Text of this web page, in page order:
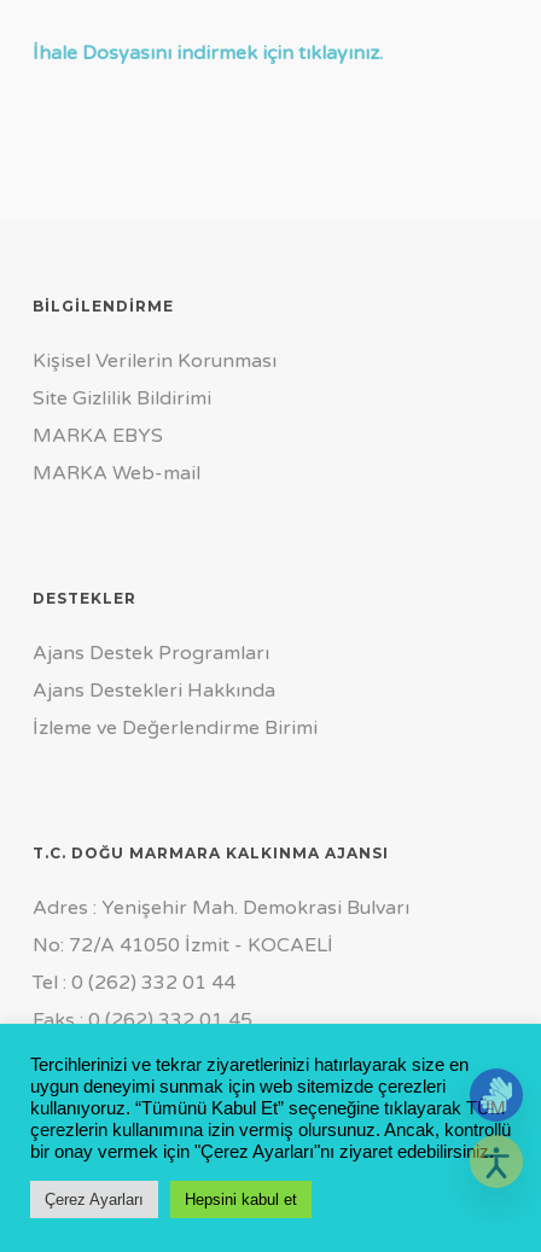
İhale Dosyasını indirmek için tıklayınız.
BILGILENDIRME
Kişisel Verilerin Korunması
Site Gizlilik Bildirimi
MARKA EBYS
MARKA Web-mail
DESTEKLER
Ajans Destek Programları
Ajans Destekleri Hakkında
İzleme ve Değerlendirme Birimi
T.C. DOĞU MARMARA KALKINMA AJANSI
Adres : Yenişehir Mah. Demokrasi Bulvarı
No: 72/A 41050 İzmit - KOCAELİ
Tel : 0 (262) 332 01 44
Faks : 0 (262) 332 01 45
Genel Sekreterlik Özel Kalem
Tel : 0 (262) 311 19 55 FCT : 0 (533) 169 11 64
E-mail : info@marka.org.tr
Tercihlerinizi ve tekrar ziyaretlerinizi hatırlayarak size en
uygun deneyimi sunmak için web sitemizde çerezleri
kullanıyoruz. “Tümünü Kabul Et” seçeneğine tıklayarak TÜM
çerezlerin kullanımına izin vermiş olursunuz. Ancak, kontrollü
bir onay vermek için "Çerez Ayarları"nı ziyaret edebilirsiniz.
Çerez Ayarları Hepsini kabul et